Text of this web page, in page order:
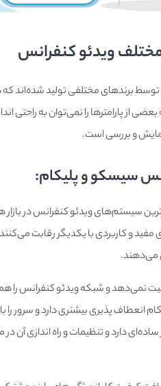
ویدئو کنفرانس
برندهای مختلفی تولید شده‌اند که
از پارامترها را نمی‌توان به راحتی
و بررسی است.
سیسکو و پلیکام:
مفید و کاربردی با یکدیگر رقابت
می‌دهند.
انعطاف پذیری بیشتری دارد و سرور
ساده‌ای دارد و تنظیمات و راه اندازی